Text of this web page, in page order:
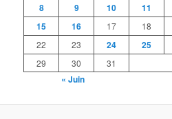
8
9 10 11
15
16 17 18
22
23 24 25
29
30 31
« Juin